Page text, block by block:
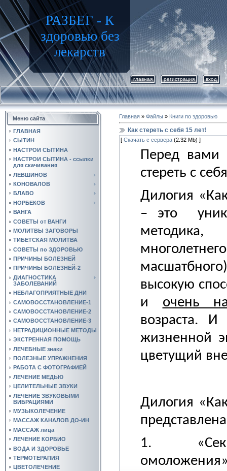
РАЗБЕГ - К
здоровью без
лекарств
главная регистрация вход
Меню сайта
ГЛАВНАЯ
СЫТИН
НАСТРОИ СЫТИНА
НАСТРОИ СЫТИНА - ссылки
для скачивания
ЛЕВШИНОВ
КОНОВАЛОВ
БЛАВО
НОРБЕКОВ
ВАНГА
СОВЕТЫ от ВАНГИ
МОЛИТВЫ ЗАГОВОРЫ
ТИБЕТСКАЯ МОЛИТВА
СОВЕТЫ по ЗДОРОВЬЮ
ПРИЧИНЫ БОЛЕЗНЕЙ
ПРИЧИНЫ БОЛЕЗНЕЙ-2
ДИАГНОСТИКА
ЗАБОЛЕВАНИЙ
НЕБЛАГОПРИЯТНЫЕ ДНИ
САМОВОССТАНОВЛЕНИЕ-1
САМОВОССТАНОВЛЕНИЕ-2
САМОВОССТАНОВЛЕНИЕ-3
НЕТРАДИЦИОННЫЕ МЕТОДЫ
ЭКСТРЕННАЯ ПОМОЩЬ
ЛЕЧЕБНЫЕ знаки
ПОЛЕЗНЫЕ УПРАЖНЕНИЯ
РАБОТА С ФОТОГРАФИЕЙ
ЛЕЧЕНИЕ МЕДЬЮ
ЦЕЛИТЕЛЬНЫЕ ЗВУКИ
ЛЕЧЕНИЕ ЗВУКОВЫМИ
ВИБРАЦИЯМИ
МУЗЫКОЛЕЧЕНИЕ
МАССАЖ КАНАЛОВ ДО-ИН
МАССАЖ лица
ЛЕЧЕНИЕ КОРБИО
ВОДА И ЗДОРОВЬЕ
ТЕРМОТЕРАПИЯ
ЦВЕТОЛЕЧЕНИЕ
Главная » Файлы » Книги по здоровью
Как стереть с себя 15 лет!
[ Скачать с сервера (2.32 Mb) ]
Перед вами
стереть с
Дилогия
– это
методика,
высокую
и очень
возраста. И
жизненной
цветущий
Дилогия
1.